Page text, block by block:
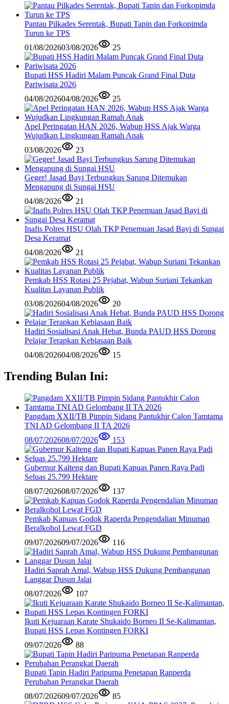
Pantau Pilkades Serentak, Bupati Tapin dan Forkopimda
Turun ke TPS
01/08/202603/08/2026 25
Bupati HSS Hadiri Malam Puncak Grand Final Duta
Pariwisata 2026
04/08/202604/08/2026 25
Apel Peringatan HAN 2026, Wabup HSS Ajak Warga
Wujudkan Lingkungan Ramah Anak
03/08/2026
23
Geger! Jasad Bayi Terbungkus Sarung Ditemukan
Mengapung di Sungai HSU
04/08/2026
21
Inafis Polres HSU Olah TKP Penemuan Jasad Bayi di Sungai
Desa Keramat
04/08/2026
21
Pemkab HSS Rotasi 25 Pejabat, Wabup Suriani Tekankan
Kualitas Layanan Publik
03/08/202604/08/2026 20
Hadiri Sosialisasi Anak Hebat, Bunda PAUD HSS Dorong
Pelajar Terapkan Kebiasaan Baik
04/08/202604/08/2026 15
Trending Bulan Ini:
Pangdam XXII/TB Pimpin Sidang Pantukhir Calon Tamtama
TNI AD Gelombang II TA 2026
08/07/202608/07/2026 153
Gubernur Kalteng dan Bupati Kapuas Panen Raya Padi
Seluas 25.799 Hektare
08/07/202608/07/2026 137
Pemkab Kapuas Godok Raperda Pengendalian Minuman
Beralkohol Lewat FGD
09/07/202609/07/2026 116
Hadiri Saprah Amal, Wabup HSS Dukung Pembangunan
Langgar Dusun Jalai
08/07/2026
107
Ikuti Kejuaraan Karate Shukaido Borneo II Se-Kalimantan,
Bupati HSS Lepas Kontingen FORKI
09/07/2026
88
Bupati Tapin Hadiri Paripurna Penetapan Ranperda
Perubahan Perangkat Daerah
08/07/202609/07/2026 85